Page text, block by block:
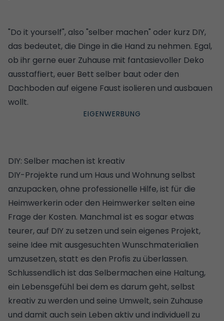
"Do it yourself", also "selber machen" oder kurz DIY,
das bedeutet, die Dinge in die Hand zu nehmen. Egal,
ob ihr gerne euer Zuhause mit fantasievoller Deko
ausstaffiert, euer Bett selber baut oder den
Dachboden auf eigene Faust isolieren und ausbauen
wollt.
DIY: Selber machen ist kreativ
DIY-Projekte rund um Haus und Wohnung selbst
anzupacken, ohne professionelle Hilfe, ist für die
Heimwerkerin oder den Heimwerker selten eine
Frage der Kosten. Manchmal ist es sogar etwas
teurer, auf DIY zu setzen und sein eigenes Projekt,
seine Idee mit ausgesuchten Wunschmaterialien
umzusetzen, statt es den Profis zu überlassen.
Schlussendlich ist das Selbermachen eine Haltung,
ein Lebensgefühl bei dem es darum geht, selbst
kreativ zu werden und seine Umwelt, sein Zuhause
und damit auch sein Leben aktiv und individuell zu